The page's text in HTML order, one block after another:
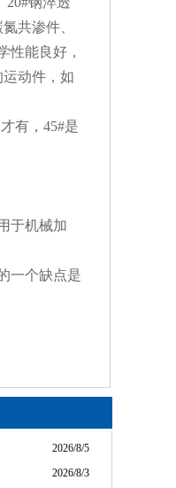
共渗件、
性能良好，
动件，如
有，45#是
于机械加
一个缺点是
2026/8/5
2026/8/3